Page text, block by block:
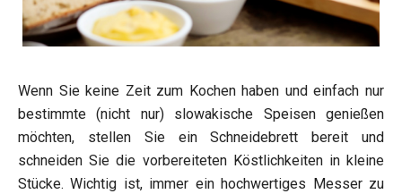
Wenn Sie keine Zeit zum Kochen haben und einfach nur
bestimmte (nicht nur) slowakische Speisen genießen
möchten, stellen Sie ein Schneidebrett bereit und
schneiden Sie die vorbereiteten Köstlichkeiten in kleine
Stücke. Wichtig ist, immer ein hochwertiges Messer zu